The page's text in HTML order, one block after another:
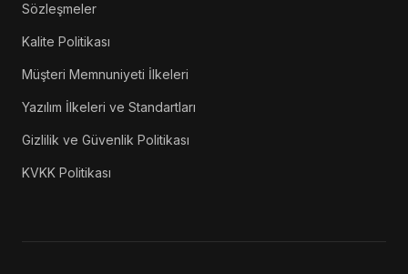
Sözleşmeler
Kalite Politikası
Müşteri Memnuniyeti İlkeleri
Yazılım İlkeleri ve Standartları
Gizlilik ve Güvenlik Politikası
KVKK Politikası